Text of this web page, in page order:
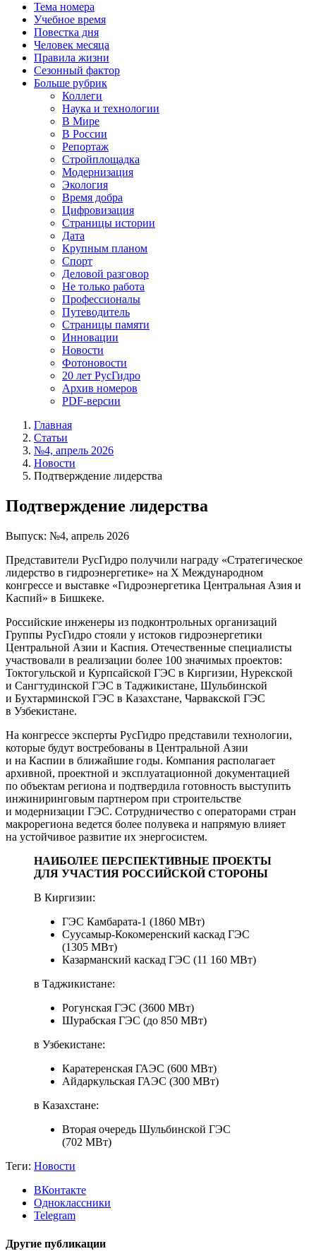
Тема номера
Учебное время
Повестка дня
Человек месяца
Правила жизни
Сезонный фактор
Больше рубрик
Коллеги
Наука и технологии
В Мире
В России
Репортаж
Стройплощадка
Модернизация
Экология
Время добра
Цифровизация
Страницы истории
Дата
Крупным планом
Спорт
Деловой разговор
Не только работа
Профессионалы
Путеводитель
Страницы памяти
Инновации
Новости
Фотоновости
20 лет РусГидро
Архив номеров
PDF-версии
Главная
Статьи
№4, апрель 2026
Новости
Подтверждение лидерства
Подтверждение лидерства
Выпуск: №4, апрель 2026
Представители РусГидро получили награду «Стратегическое
лидерство в гидроэнергетике» на X Международном
конгрессе и выставке «Гидроэнергетика Центральная Азия и
Каспий» в Бишкеке.
Российские инженеры из подконтрольных организаций
Группы РусГидро стояли у истоков гидроэнергетики
Центральной Азии и Каспия. Отечественные специалисты
участвовали в реализации более 100 значимых проектов:
Токтогульской и Курпсайской ГЭС в Киргизии, Нурекской
и Сангтудинской ГЭС в Таджикистане, Шульбинской
и Бухтарминской ГЭС в Казахстане, Чарвакской ГЭС
в Узбекистане.
На конгрессе эксперты РусГидро представили технологии,
которые будут востребованы в Центральной Азии
и на Каспии в ближайшие годы. Компания располагает
архивной, проектной и эксплуатационной документацией
по объектам региона и подтвердила готовность выступить
инжиниринговым партнером при строительстве
и модернизации ГЭС. Сотрудничество с операторами стран
макрорегиона ведется более полувека и напрямую влияет
на устойчивое развитие их энергосистем.
НАИБОЛЕЕ ПЕРСПЕКТИВНЫЕ ПРОЕКТЫ
ДЛЯ УЧАСТИЯ РОССИЙСКОЙ СТОРОНЫ
В Киргизии:
ГЭС Камбарата‑1 (1860 МВт)
Суусамыр-Кокомеренский каскад ГЭС
(1305 МВт)
Казарманский каскад ГЭС (11 160 МВт)
в Таджикистане:
Рогунская ГЭС (3600 МВт)
Шурабская ГЭС (до 850 МВт)
в Узбекистане:
Каратеренская ГАЭС (600 МВт)
Айдаркульская ГАЭС (300 МВт)
в Казахстане:
Вторая очередь Шульбинской ГЭС
(702 МВт)
Теги: Новости
ВКонтакте
Одноклассники
Telegram
Другие публикации